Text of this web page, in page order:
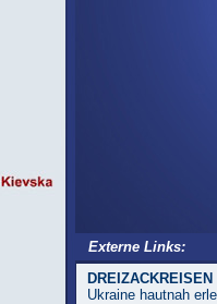
Externe Links:
DREIZACKREISEN
Ukraine hautnah